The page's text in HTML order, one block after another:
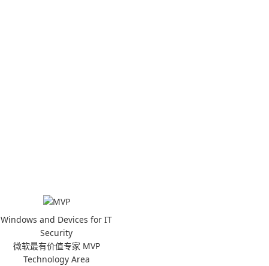
Windows and Devices for IT
Security
微软最有价值专家 MVP
Technology Area